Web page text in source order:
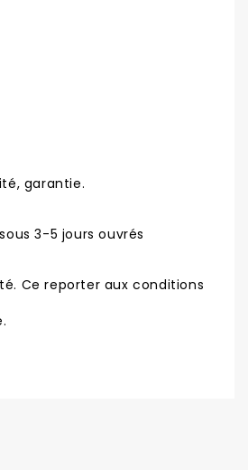
garantie.
3-5 jours ouvrés
Ce reporter aux conditions